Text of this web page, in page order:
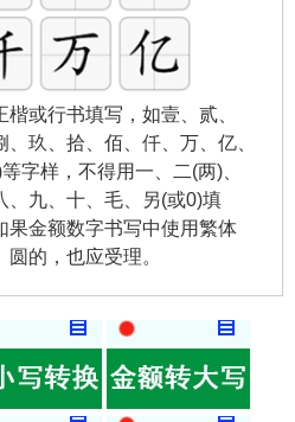
或行书填写，如壹、贰、
玖、拾、佰、仟、万、亿、
字样，不得用一、二(两)、
、九、十、毛、另(或0)填
果金额数字书写中使用繁体
的，也应受理。